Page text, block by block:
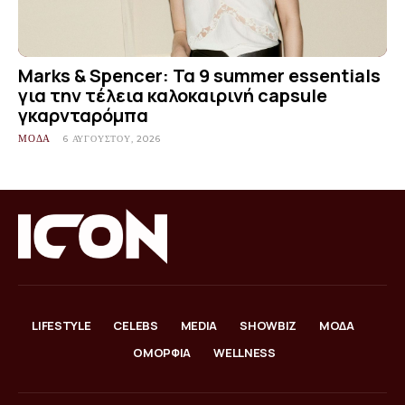
Marks & Spencer: Τα 9 summer essentials
για την τέλεια καλοκαιρινή capsule
γκαρνταρόμπα
ΜΟΔΑ 6 ΑΥΓΟΎΣΤΟΥ, 2026
LIFESTYLE CELEBS MEDIA SHOWBIZ
ΜΟΔΑ
ΟΜΟΡΦΙΑ
WELLNESS